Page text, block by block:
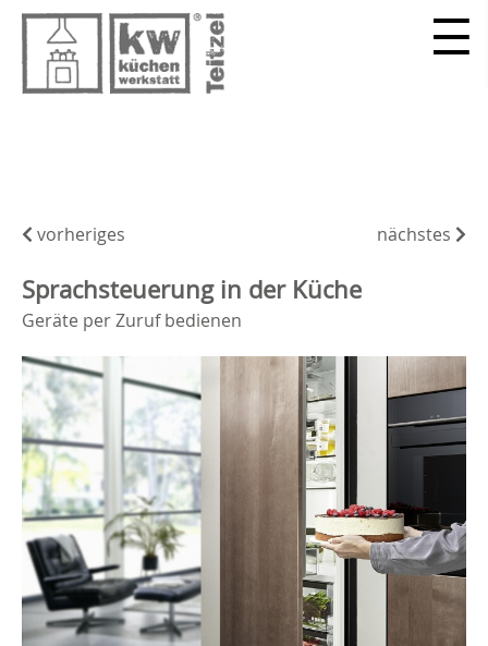
vorheriges nächstes
Sprachsteuerung in der Küche
Geräte per Zuruf bedienen